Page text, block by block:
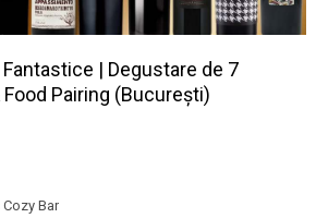
| Degustare de 7
Pairing (București)
Bar